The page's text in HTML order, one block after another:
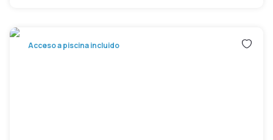
Acceso a piscina incluido